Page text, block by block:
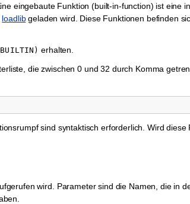
eingebaute Funktion (built-in-function) ist eine
loadlibgeladen wird. Diese Funktionen befinden
erhalten.
die zwischen 0 und 32 durch Komma
sind syntaktisch erforderlich. Wird
wird. Parameter sind die Namen, die in